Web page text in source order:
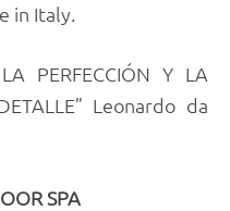
in Italy.
PERFECCIÓN Y LA
Leonardo da
SPA